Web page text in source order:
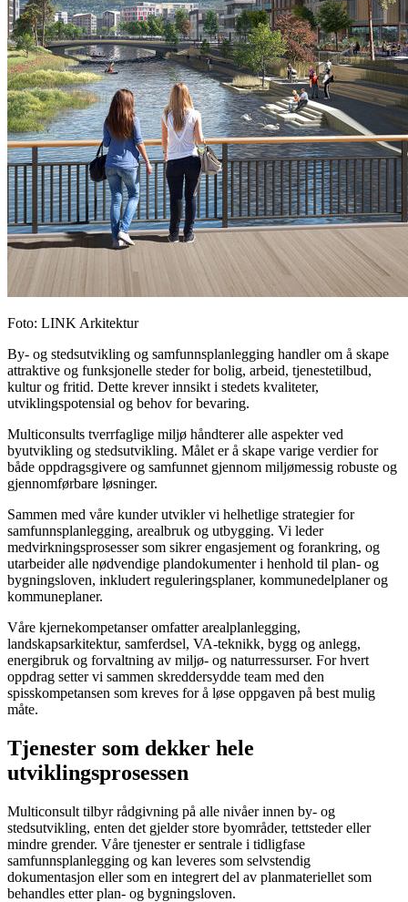
Foto: LINK Arkitektur
By- og stedsutvikling og samfunnsplanlegging handler om å skape
attraktive og funksjonelle steder for bolig, arbeid, tjenestetilbud,
kultur og fritid. Dette krever innsikt i stedets kvaliteter,
utviklingspotensial og behov for bevaring.
Multiconsults tverrfaglige miljø håndterer alle aspekter ved
byutvikling og stedsutvikling. Målet er å skape varige verdier for
både oppdragsgivere og samfunnet gjennom miljømessig robuste og
gjennomførbare løsninger.
Sammen med våre kunder utvikler vi helhetlige strategier for
samfunnsplanlegging, arealbruk og utbygging. Vi leder
medvirkningsprosesser som sikrer engasjement og forankring, og
utarbeider alle nødvendige plandokumenter i henhold til plan- og
bygningsloven, inkludert reguleringsplaner, kommunedelplaner og
kommuneplaner.
Våre kjernekompetanser omfatter arealplanlegging,
landskapsarkitektur, samferdsel, VA-teknikk, bygg og anlegg,
energibruk og forvaltning av miljø- og naturressurser. For hvert
oppdrag setter vi sammen skreddersydde team med den
spisskompetansen som kreves for å løse oppgaven på best mulig
måte.
Tjenester som dekker hele
utviklingsprosessen
Multiconsult tilbyr rådgivning på alle nivåer innen by- og
stedsutvikling, enten det gjelder store byområder, tettsteder eller
mindre grender. Våre tjenester er sentrale i tidligfase
samfunnsplanlegging og kan leveres som selvstendig
dokumentasjon eller som en integrert del av planmateriellet som
behandles etter plan- og bygningsloven.